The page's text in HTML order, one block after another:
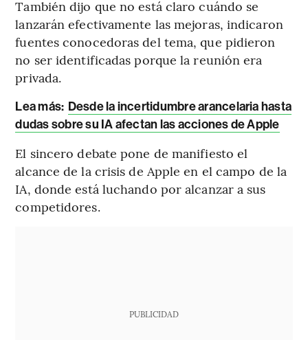
También dijo que no está claro cuándo se
lanzarán efectivamente las mejoras, indicaron
fuentes conocedoras del tema, que pidieron
no ser identificadas porque la reunión era
privada.
Lea más: Desde la incertidumbre arancelaria hasta
dudas sobre su IA afectan las acciones de Apple
El sincero debate pone de manifiesto el
alcance de la crisis de Apple en el campo de la
IA, donde está luchando por alcanzar a sus
competidores.
PUBLICIDAD